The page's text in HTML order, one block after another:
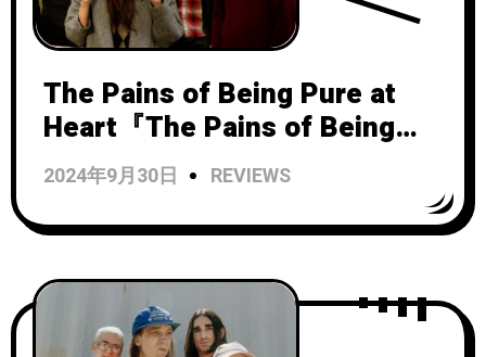
The Pains of Being Pure at
Heart『The Pains of Being
Pure at Heart』
2024年9月30日 REVIEWS